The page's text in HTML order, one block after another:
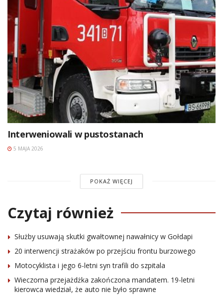
Interweniowali w pustostanach
5 MAJA 2026
POKAŻ WIĘCEJ
Czytaj również
Służby usuwają skutki gwałtownej nawałnicy w Gołdapi
20 interwencji strażaków po przejściu frontu burzowego
Motocyklista i jego 6-letni syn trafili do szpitala
Wieczorna przejażdżka zakończona mandatem. 19-letni
kierowca wiedział, że auto nie było sprawne